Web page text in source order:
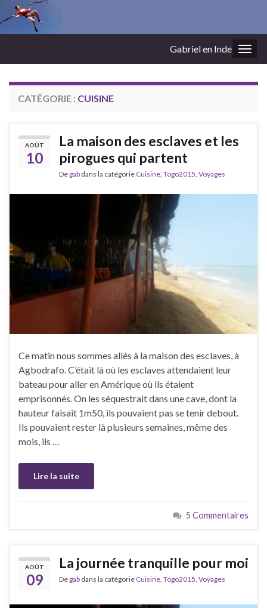
Gabriel en Inde
CATÉGORIE : CUISINE
AOÛT
10
La maison des esclaves et les
pirogues qui partent
De gab dans la catégorie Cuisine, Togo2015, Voyages
Ce matin nous sommes allés à la maison des esclaves, à
Agbodrafo. C’était là où les esclaves attendaient leur
bateau pour aller en Amérique où ils étaient
emprisonnés. On les séquestrait dans une cave, dont la
hauteur faisait 1m50, ils pouvaient pas se tenir debout.
Ils pouvaient rester là plusieurs semaines, même des
mois, ils …
Lire la suite
5 Commentaires
AOÛT
09
La journée tranquille pour moi
De gab dans la catégorie Cuisine Togo2015 Voyages